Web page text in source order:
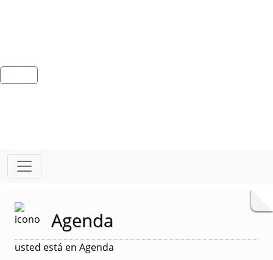
Agenda
usted está en Agenda